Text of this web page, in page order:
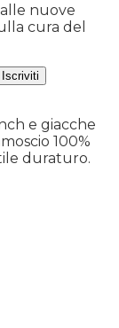
nuove
cura del
Iscriviti
e giacche
100%
duraturo.